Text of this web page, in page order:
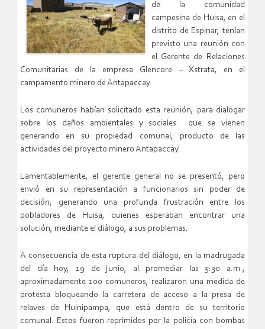
de la comunidad
campesina de Huisa, en el
distrito de Espinar, tenían
previsto una reunión con
el Gerente de Relaciones
Comunitarias de la empresa Glencore – Xstrata, en el
campamento minero de Antapaccay.
Los comuneros habían solicitado esta reunión, para dialogar
sobre los daños ambientales y sociales que se vienen
generando en su propiedad comunal, producto de las
actividades del proyecto minero Antapaccay.
Lamentablemente, el gerente general no se presentó, pero
envió en su representación a funcionarios sin poder de
decisión; generando una profunda frustración entre los
pobladores de Huisa, quienes esperaban encontrar una
solución, mediante el diálogo, a sus problemas.
A consecuencia de esta ruptura del diálogo, en la madrugada
del día hoy, 19 de junio, al promediar las 5:30 a.m.,
aproximadamente 100 comuneros, realizaron una medida de
protesta bloqueando la carretera de acceso a la presa de
relaves de Huinipampa, que está dentro de su territorio
comunal. Estos fueron reprimidos por la policía con bombas